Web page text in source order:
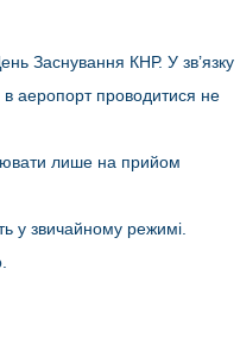
Заснування КНР. У зв’язку
аеропорт проводитися не
лише на прийом
у звичайному режимі.